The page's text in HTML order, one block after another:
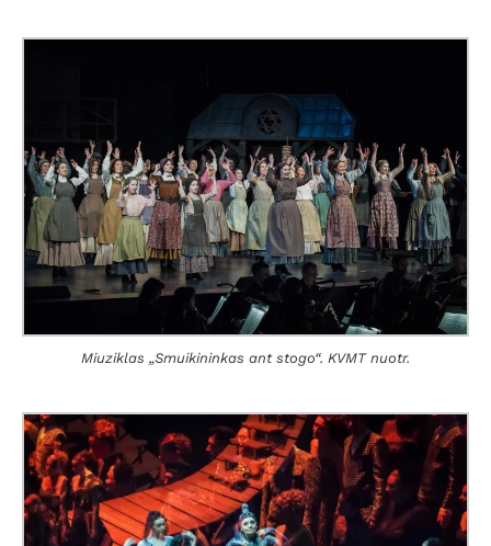
Miuziklas „Smuikininkas ant stogo“. KVMT nuotr.